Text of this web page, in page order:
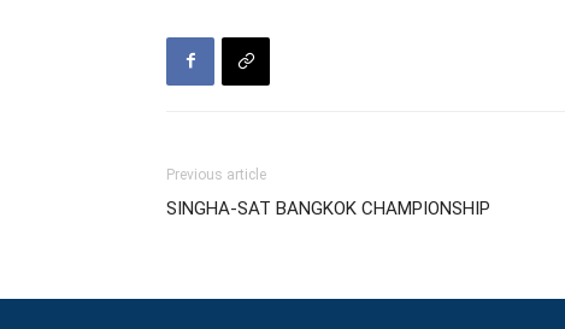
Previous article
SINGHA-SAT BANGKOK CHAMPIONSHIP